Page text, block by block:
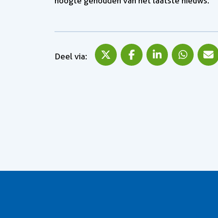
Deel via:
Deel via XDeel via Facebook
Deel viaDeel